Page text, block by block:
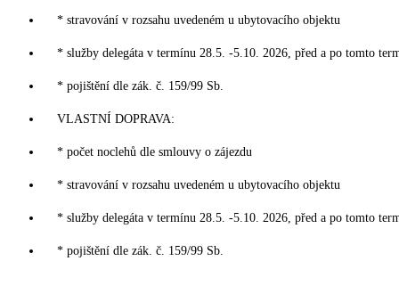
* stravování v rozsahu uvedeném u ubytovacího objektu
* služby delegáta v termínu 28.5. -5.10. 2026, před a po tomto
* pojištění dle zák. č. 159/99 Sb.
VLASTNÍ DOPRAVA:
* počet noclehů dle smlouvy o zájezdu
* stravování v rozsahu uvedeném u ubytovacího objektu
* služby delegáta v termínu 28.5. -5.10. 2026, před a po tomto
* pojištění dle zák. č. 159/99 Sb.